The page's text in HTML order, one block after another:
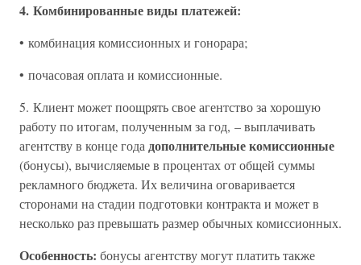
4. Комбинированные виды платежей:
• комбинация комиссионных и гонорара;
• почасовая оплата и комиссионные.
5. Клиент может поощрять свое агентство за хорошую
работу по итогам, полученным за год, – выплачивать
агентству в конце года дополнительные комиссионные
(бонусы), вычисляемые в процентах от общей суммы
рекламного бюджета. Их величина оговаривается
сторонами на стадии подготовки контракта и может в
несколько раз превышать размер обычных комиссионных.
Особенность: бонусы агентству могут платить также